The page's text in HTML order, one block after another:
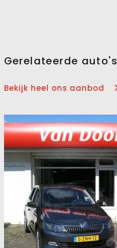
Gerelateerde auto's
Bekijk heel ons aanbod